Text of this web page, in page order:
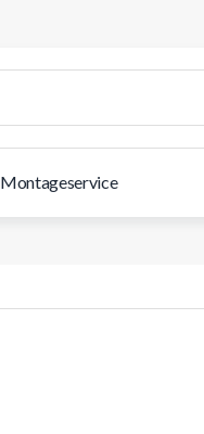
Montageservice